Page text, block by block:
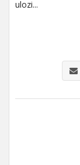
ulozi...